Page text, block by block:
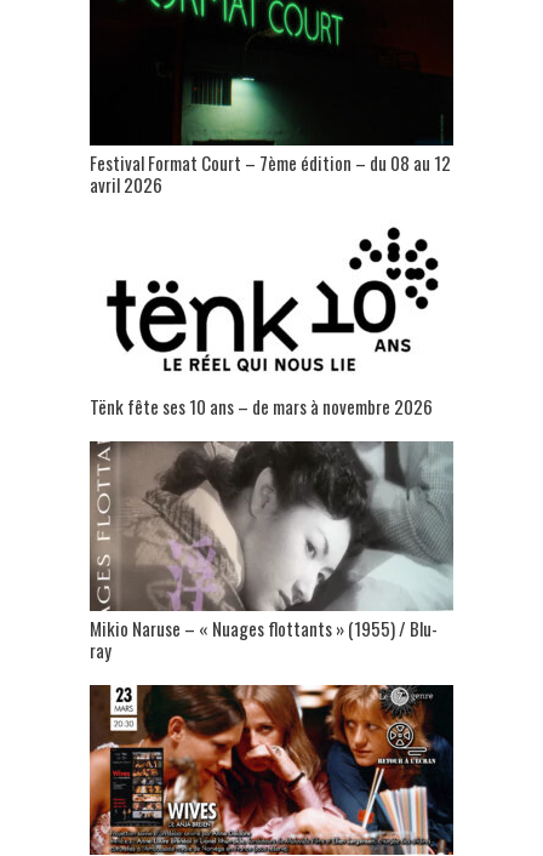
Festival Format Court – 7ème édition – du 08 au 12
avril 2026
Tënk fête ses 10 ans – de mars à novembre 2026
Mikio Naruse – « Nuages flottants » (1955) / Blu-
ray